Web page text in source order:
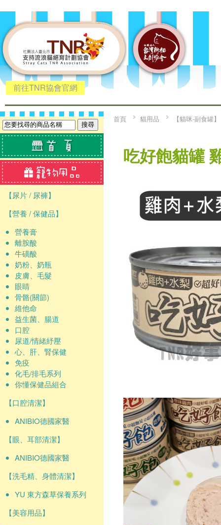
前往TNR協會官網
【尿片 / 尿褲】
【營養 / 保健品】
營養膏
離胺酸
牛磺酸
奶粉、奶瓶
皮膚、毛髮
眼睛
骨骼(關節)
維他命
益生菌、腸道
口腔
尿道/情緒紓壓
心、肝、腎保健
免疫
化毛/排毛系列
你懂保健品組合
【口腔清潔】
ANIBIO德國家醫
【眼、耳部清潔】
ANIBIO德國家醫
【洗毛精、身體清潔】
YU 東方森草保養系列
【美容用品】
首頁 貓用品 【貓咪-副食罐】
吃好飽貓罐